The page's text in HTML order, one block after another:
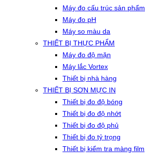
Máy đo cấu trúc sản phẩm
Máy đo pH
Máy so màu da
THIẾT BỊ THỰC PHẨM
Máy đo độ mặn
Máy lắc Vortex
Thiết bị nhà hàng
THIẾT BỊ SƠN MỰC IN
Thiết bị đo độ bóng
Thiết bị đo độ nhớt
Thiết bị đo độ phủ
Thiết bị đo tỷ trọng
Thiết bị kiểm tra màng film